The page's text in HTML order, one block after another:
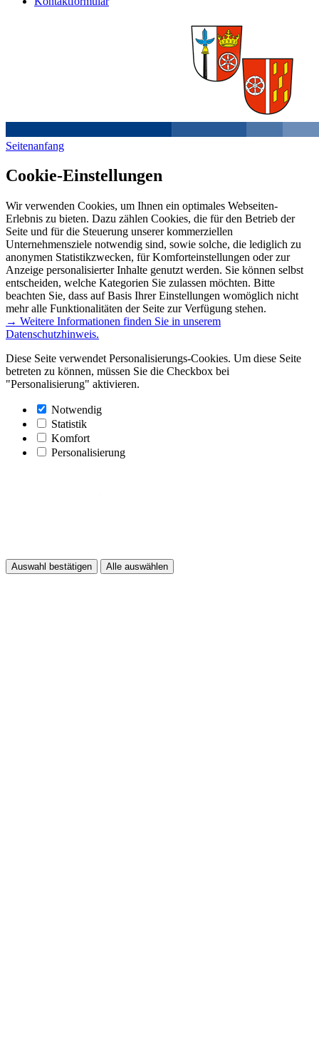
Seitenanfang
Cookie-Einstellungen
Wir verwenden Cookies, um Ihnen ein optimales Webseiten-
Erlebnis zu bieten. Dazu zählen Cookies, die für den Betrieb der
Seite und für die Steuerung unserer kommerziellen
Unternehmensziele notwendig sind, sowie solche, die lediglich zu
anonymen Statistikzwecken, für Komforteinstellungen oder zur
Anzeige personalisierter Inhalte genutzt werden. Sie können selbst
entscheiden, welche Kategorien Sie zulassen möchten. Bitte
beachten Sie, dass auf Basis Ihrer Einstellungen womöglich nicht
mehr alle Funktionalitäten der Seite zur Verfügung stehen.
→ Weitere Informationen finden Sie in unserem
Datenschutzhinweis.
Diese Seite verwendet Personalisierungs-Cookies. Um diese Seite
betreten zu können, müssen Sie die Checkbox bei
"Personalisierung" aktivieren.
Notwendig
Statistik
Komfort
Personalisierung
Auswahl bestätigen Alle auswählen